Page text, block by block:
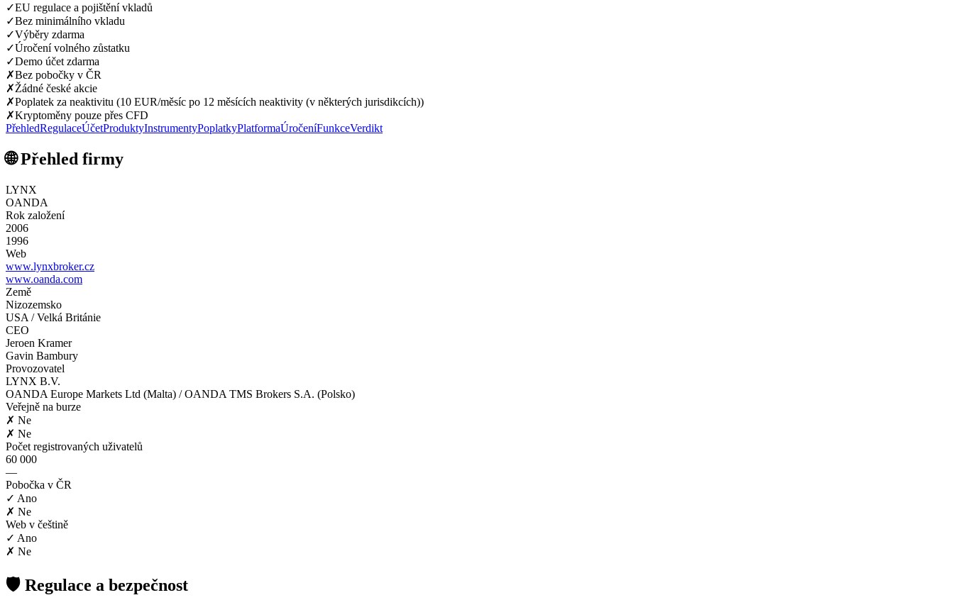
✓EU regulace a pojištění vkladů
✓Bez minimálního vkladu
✓Výběry zdarma
✓Úročení volného zůstatku
✓Demo účet zdarma
✗Bez pobočky v ČR
✗Žádné české akcie
✗Poplatek za neaktivitu (10 EUR/měsíc po 12 měsících neaktivity (v některých jurisdikcích))
✗Kryptoměny pouze přes CFD
PřehledRegulaceÚčetProduktyInstrumentyPoplatkyPlatformaÚročeníFunkceVerdikt
🌐 Přehled firmy
LYNX
OANDA
Rok založení
2006
1996
Web
www.lynxbroker.cz
www.oanda.com
Země
Nizozemsko
USA / Velká Británie
CEO
Jeroen Kramer
Gavin Bambury
Provozovatel
LYNX B.V.
OANDA Europe Markets Ltd (Malta) / OANDA TMS Brokers S.A. (Polsko)
Veřejně na burze
✗ Ne
✗ Ne
Počet registrovaných uživatelů
60 000
—
Pobočka v ČR
✓ Ano
✗ Ne
Web v češtině
✓ Ano
✗ Ne
🛡️ Regulace a bezpečnost